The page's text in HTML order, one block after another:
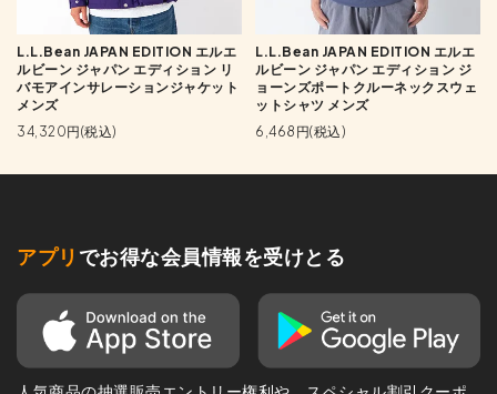
L.L.Bean JAPAN EDITION エルエ
ルビーン ジャパン エディション リ
バモアインサレーションジャケット
メンズ
34,320円(税込)
L.L.Bean JAPAN EDITION エルエ
ルビーン ジャパン エディション ジ
ョーンズポートクルーネックスウェ
ットシャツ メンズ
6,468円(税込)
アプリ でお得な会員情報を受けとる